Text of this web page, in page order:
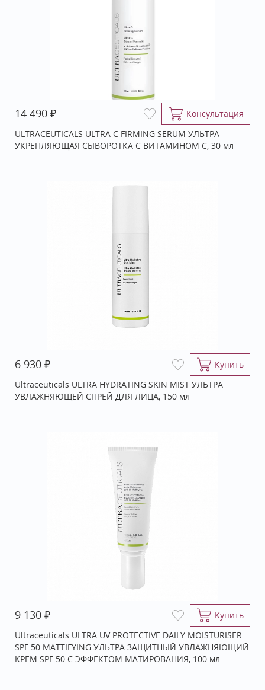
14 490 ₽
Консультация
ULTRACEUTICALS ULTRA C FIRMING SERUM УЛЬТРА
УКРЕПЛЯЮЩАЯ СЫВОРОТКА С ВИТАМИНОМ С, 30 мл
6 930 ₽
Купить
Ultraceuticals ULTRA HYDRATING SKIN MIST УЛЬТРА
УВЛАЖНЯЮЩЕЙ СПРЕЙ ДЛЯ ЛИЦА, 150 мл
9 130 ₽
Купить
Ultraceuticals ULTRA UV PROTECTIVE DAILY MOISTURISER
SPF 50 MATTIFYING УЛЬТРА ЗАЩИТНЫЙ УВЛАЖНЯЮЩИЙ
КРЕМ SPF 50 С ЭФФЕКТОМ МАТИРОВАНИЯ, 100 мл